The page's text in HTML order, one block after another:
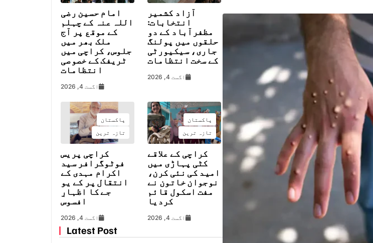
آزاد کشمیر
انتخابات:
مظفرآباد کے دو
حلقوں میں پولنگ
جاری، سیکیورٹی
کے سخت انتظامات
اگست 4, 2026
امام حسین رضی
اللہ عنہ کے چہلم
کے موقع پر آج
ملک بھر میں
جلوس، کراچی میں
ٹریفک کے خصوصی
انتظامات
اگست 4, 2026
پاکستان
تازہ ترین
کراچی کے علاقے
کٹی پہاڑی میں
امید کی نئی کرن،
نوجوان خاتون نے
مفت اسکول قائم
کردیا
اگست 4, 2026
پاکستان
تازہ ترین
کراچی پریس
فوٹوگرافر سید
اکرام مہدی کے
انتقال پر کے یو
جے کا اظہارِ
افسوس
اگست 4, 2026
Latest Post